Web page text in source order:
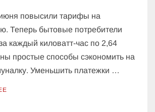
повысили тарифы на
Теперь бытовые потребители
каждый киловатт-час по 2,64
простые способы сэкономить на
Уменьшить платежки …